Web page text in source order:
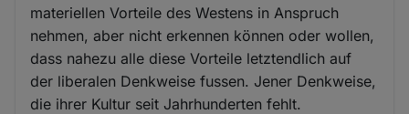
materiellen Vorteile des Westens in Anspruch
nehmen, aber nicht erkennen können oder wollen,
dass nahezu alle diese Vorteile letztendlich auf
der liberalen Denkweise fussen. Jener Denkweise,
die ihrer Kultur seit Jahrhunderten fehlt.